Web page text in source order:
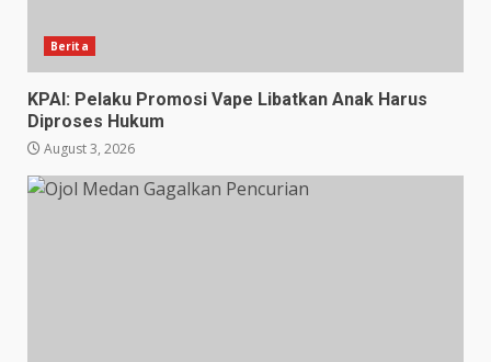
Berita
KPAI: Pelaku Promosi Vape Libatkan Anak Harus
Diproses Hukum
August 3, 2026